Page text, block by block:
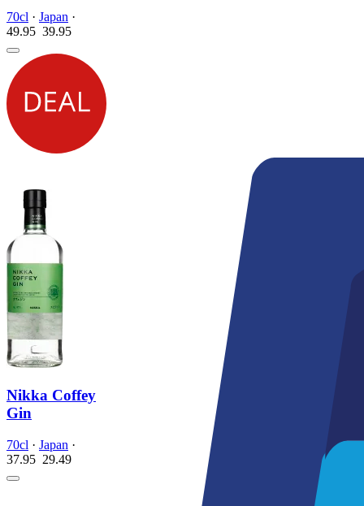
70cl · Japan ·
49.95 39.95
Nikka Coffey
Gin
70cl · Japan ·
37.95 29.49